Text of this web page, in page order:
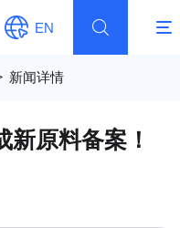
EN
新闻详情
原料备案！